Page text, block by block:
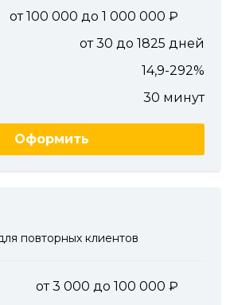
от 100 000 до 1 000 000
от 30 до 1825 дней
14,9-292%
30 минут
Оформить
повторных клиентов
от 3 000 до 100 000